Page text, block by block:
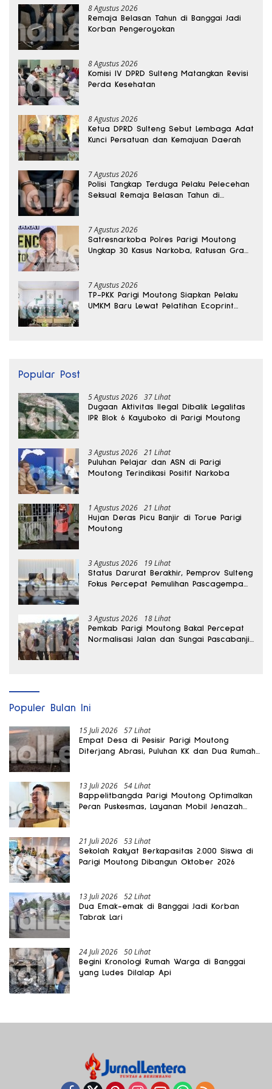
8 Agustus 2026
Remaja Belasan Tahun di Banggai Jadi
Korban Pengeroyokan
8 Agustus 2026
Komisi IV DPRD Sulteng Matangkan Revisi
Perda Kesehatan
8 Agustus 2026
Ketua DPRD Sulteng Sebut Lembaga Adat
Kunci Persatuan dan Kemajuan Daerah
7 Agustus 2026
Polisi Tangkap Terduga Pelaku Pelecehan
Seksual Remaja Belasan Tahun di
7 Agustus 2026
Satresnarkoba Polres Parigi Moutong
Ungkap 30 Kasus Narkoba, Ratusan Gram
7 Agustus 2026
TP-PKK Parigi Moutong Siapkan Pelaku
UMKM Baru Lewat Pelatihan Ecoprint
Popular Post
5 Agustus 2026 37 Lihat
Dugaan Aktivitas Ilegal Dibalik Legalitas
IPR Blok 6 Kayuboko di Parigi Moutong
3 Agustus 2026 21 Lihat
Puluhan Pelajar dan ASN di Parigi
Moutong Terindikasi Positif Narkoba
1 Agustus 2026 21 Lihat
Hujan Deras Picu Banjir di Torue Parigi
Moutong
3 Agustus 2026 19 Lihat
Status Darurat Berakhir, Pemprov Sulteng
Fokus Percepat Pemulihan Pascagempa
3 Agustus 2026 18 Lihat
Pemkab Parigi Moutong Bakal Percepat
Normalisasi Jalan dan Sungai Pascabanjir
Populer Bulan Ini
15 Juli 2026 57 Lihat
Empat Desa di Pesisir Parigi Moutong
Diterjang Abrasi, Puluhan KK dan Dua Rumah
13 Juli 2026 54 Lihat
Bappelitbangda Parigi Moutong Optimalkan
Peran Puskesmas, Layanan Mobil Jenazah
21 Juli 2026 53 Lihat
Sekolah Rakyat Berkapasitas 2.000 Siswa di
Parigi Moutong Dibangun Oktober 2026
13 Juli 2026 52 Lihat
Dua Emak-emak di Banggai Jadi Korban
Tabrak Lari
24 Juli 2026 50 Lihat
Begini Kronologi Rumah Warga di Banggai
yang Ludes Dilalap Api